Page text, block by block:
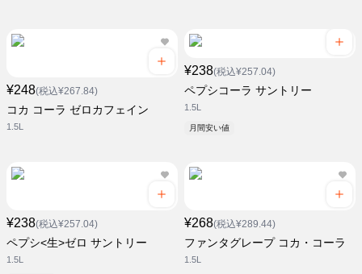
¥248(税込¥267.84)
コカ コーラ ゼロカフェイン
1.5L
¥238(税込¥257.04)
ペプシコーラ サントリー
1.5L
月間安い値
¥238(税込¥257.04)
ペプシ<生>ゼロ サントリー
1.5L
¥268(税込¥289.44)
ファンタグレープ コカ・コーラ
1.5L